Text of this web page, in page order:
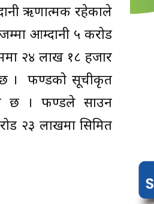
ऋणात्मक रहेकाले
आम्दानी ५ करोड
२४ लाख १८ हजार
छ । फण्डको सूचीकृत
छ । फण्डले साउन
२३ लाखमा सिमित